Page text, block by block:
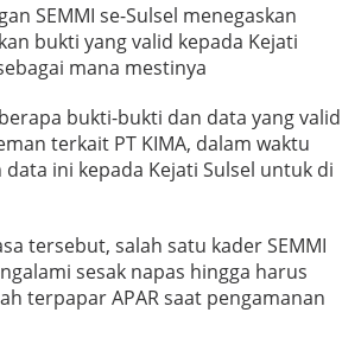
SEMMI se-Sulsel menegaskan
bukti yang valid kepada Kejati
mana mestinya
bukti-bukti dan data yang valid
terkait PT KIMA, dalam waktu
ini kepada Kejati Sulsel untuk di
tersebut, salah satu kader SEMMI
sesak napas hingga harus
terpapar APAR saat pengamanan